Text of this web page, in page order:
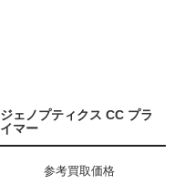
ジェノプティクス CC プラ
イマー
参考買取価格